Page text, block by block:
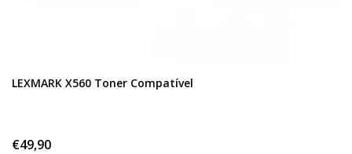
LEXMARK X560 Toner Compatível
€49,90